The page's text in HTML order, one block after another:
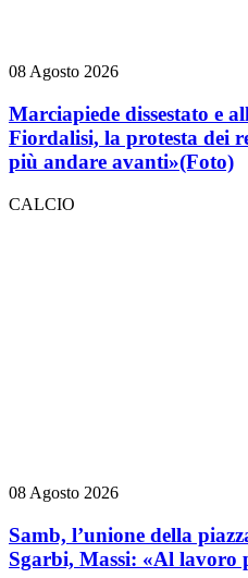
08 Agosto 2026
Marciapiede dissestato e
Fiordalisi, la protesta dei
più andare avanti»(Foto)
CALCIO
08 Agosto 2026
Samb, l’unione della
Sgarbi, Massi: «Al lavoro